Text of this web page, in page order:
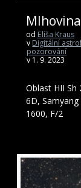
od Elíša Kraus
v Digitální
pozorování
v 1. 9. 2023
Oblast HII Sh
6D,
1600, F/2